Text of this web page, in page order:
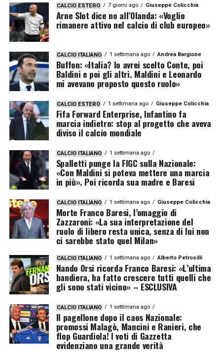
CALCIO ESTERO 7 giorni ago Giuseppe Colicchia
Arne Slot dice no all’Olanda: «Voglio
rimanere attivo nel calcio di club europeo»
CALCIO ITALIANO 1 settimana ago Andrea Bargione
Buffon: «Italia? Io avrei scelto Conte, poi
Baldini e poi gli altri. Maldini e Leonardo
mi avevano proposto questo ruolo»
CALCIO ESTERO 1 settimana ago Giuseppe Colicchia
Fifa Forward Enterprise, Infantino fa
marcia indietro: stop al progetto che aveva
diviso il calcio mondiale
CALCIO ITALIANO 1 settimana ago
Spalletti punge la FIGC sulla Nazionale:
«Con Maldini si poteva mettere una marcia
in più». Poi ricorda sua madre e Baresi
CALCIO ITALIANO 1 settimana ago Giuseppe Colicchia
Morte Franco Baresi, l’omaggio di
Zazzaroni: «La sua interpretazione del
ruolo di libero resta unica, senza di lui non
ci sarebbe stato quel Milan»
CALCIO ITALIANO 1 settimana ago Alberto Petrosilli
Nando Orsi ricorda Franco Baresi: «L’ultima
bandiera, ha fatto crescere tutti quelli che
gli sono stati vicino» – ESCLUSIVA
CALCIO ITALIANO 1 settimana ago
Il pagellone dopo il caos Nazionale:
promossi Malagò, Mancini e Ranieri, che
flop Guardiola! I voti di Gazzetta
evidenziano una grande verità